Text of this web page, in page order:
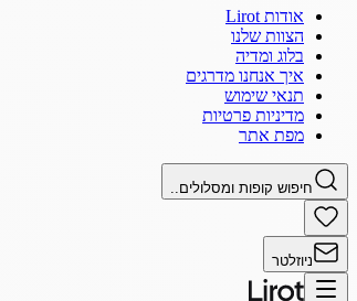
אודות Lirot
הצוות שלנו
בלוג ומדיה
איך אנחנו מדרגים
תנאי שימוש
מדיניות פרטיות
מפת אתר
חיפוש קופות ומסלולים..
ניוזלטר